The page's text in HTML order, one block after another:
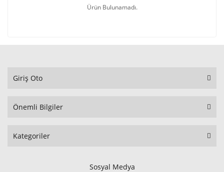
Ürün Bulunamadı.
Giriş Oto
Önemli Bilgiler
Kategoriler
Sosyal Medya